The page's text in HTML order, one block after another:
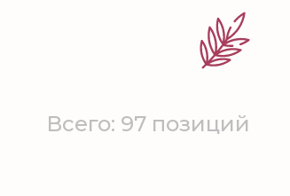
Всего: 97 позиций